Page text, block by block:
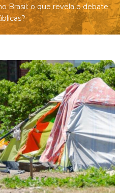
Brasil: o que revela o debate